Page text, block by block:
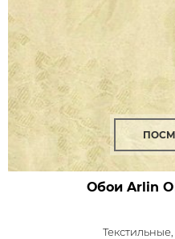
Обои Arlin
Текстильные,